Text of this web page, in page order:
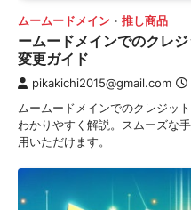
ムームードメイン 推し商品
ームードメインでのクレ
変更ガイド
pikakichi2015@gmail.com
ムームードメインでのクレジッ
わかりやすく解説。スムーズな
用いただけます。